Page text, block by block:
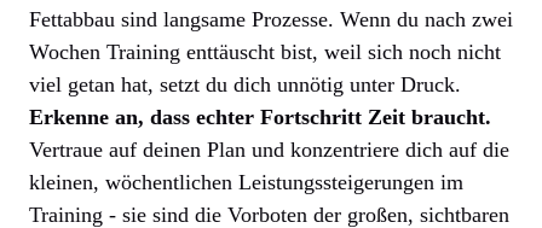
Fettabbau sind langsame Prozesse. Wenn du nach zwei
Wochen Training enttäuscht bist, weil sich noch nicht
viel getan hat, setzt du dich unnötig unter Druck.
Erkenne an, dass echter Fortschritt Zeit braucht.
Vertraue auf deinen Plan und konzentriere dich auf die
kleinen, wöchentlichen Leistungssteigerungen im
Training - sie sind die Vorboten der großen, sichtbaren